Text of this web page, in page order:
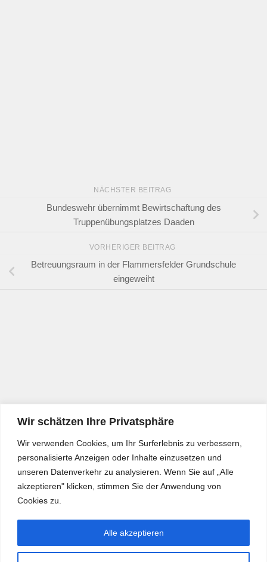
Wir schätzen Ihre Privatsphäre
Wir verwenden Cookies, um Ihr Surferlebnis zu verbessern,
personalisierte Anzeigen oder Inhalte einzusetzen und
unseren Datenverkehr zu analysieren. Wenn Sie auf „Alle
akzeptieren" klicken, stimmen Sie der Anwendung von
Cookies zu.
Alle akzeptieren
NÄCHSTER BEITRAG
Bundeswehr übernimmt Bewirtschaftung des
Truppenübungsplatzes Daaden
VORHERIGER BEITRAG
Betreuungsraum in der Flammersfelder Grundschule
eingeweiht